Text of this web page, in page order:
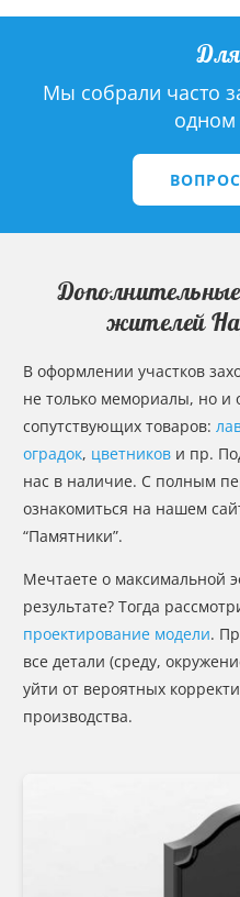
Мы собрали часто
одном
жителей
В оформлении участков
не только мемориалы, но и
сопутствующих товаров:
оградок, цветников и пр.
нас в наличие. С полным
ознакомиться на нашем
“Памятники”.
Мечтаете о максимальной
результате? Тогда
проектирование модели.
все детали (среду,
уйти от вероятных
производства.